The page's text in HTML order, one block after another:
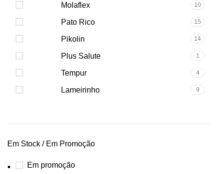
Molaflex 10
Pato Rico 15
Pikolin 14
Plus Salute 1
Tempur 4
Lameirinho 9
Em Stock / Em Promoção
Em promoção